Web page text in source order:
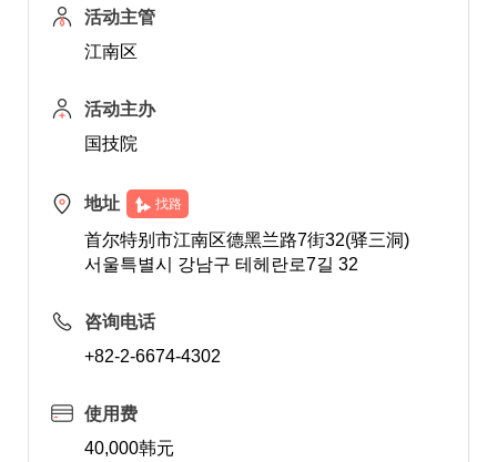
活动主管
江南区
活动主办
国技院
地址 找路
首尔特别市江南区德黑兰路7街32(驿三洞)
서울특별시 강남구 테헤란로7길 32
咨询电话
+82-2-6674-4302
使用费
40,000韩元